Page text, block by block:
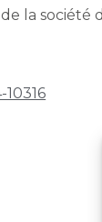
la société